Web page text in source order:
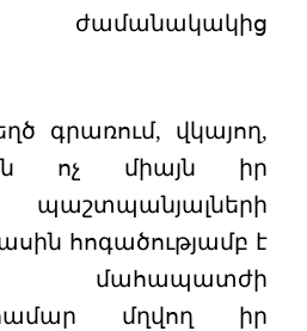
գրառում, վկայող,
ոչ միայն իր
պաշտպանյալների
հոգածությամբ է
մահապատժի
մղվող իր